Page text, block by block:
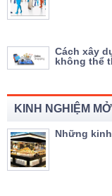
Cách xây
không thể
KINH NGHIỆM
Những